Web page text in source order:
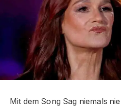
Mit dem Song Sag niemals